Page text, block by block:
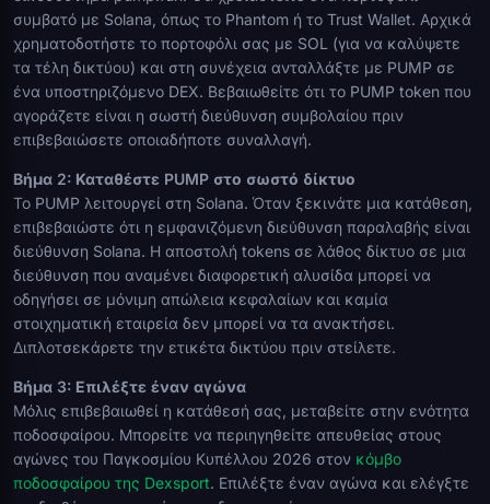
συμβατό με Solana, όπως το Phantom ή το Trust Wallet. Αρχικά
χρηματοδοτήστε το πορτοφόλι σας με SOL (για να καλύψετε
τα τέλη δικτύου) και στη συνέχεια ανταλλάξτε με PUMP σε
ένα υποστηριζόμενο DEX. Βεβαιωθείτε ότι το PUMP token που
αγοράζετε είναι η σωστή διεύθυνση συμβολαίου πριν
επιβεβαιώσετε οποιαδήποτε συναλλαγή.
Βήμα 2: Καταθέστε PUMP στο σωστό δίκτυο
Το PUMP λειτουργεί στη Solana. Όταν ξεκινάτε μια κατάθεση,
επιβεβαιώστε ότι η εμφανιζόμενη διεύθυνση παραλαβής είναι
διεύθυνση Solana. Η αποστολή tokens σε λάθος δίκτυο σε μια
διεύθυνση που αναμένει διαφορετική αλυσίδα μπορεί να
οδηγήσει σε μόνιμη απώλεια κεφαλαίων και καμία
στοιχηματική εταιρεία δεν μπορεί να τα ανακτήσει.
Διπλοτσεκάρετε την ετικέτα δικτύου πριν στείλετε.
Βήμα 3: Επιλέξτε έναν αγώνα
Μόλις επιβεβαιωθεί η κατάθεσή σας, μεταβείτε στην ενότητα
ποδοσφαίρου. Μπορείτε να περιηγηθείτε απευθείας στους
αγώνες του Παγκοσμίου Κυπέλλου 2026 στον κόμβο
ποδοσφαίρου της Dexsport. Επιλέξτε έναν αγώνα και ελέγξτε